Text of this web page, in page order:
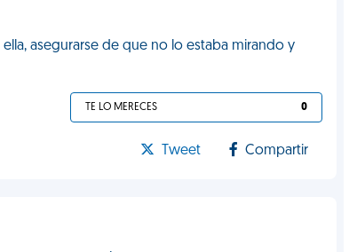
asegurarse de que no lo estaba mirando y
TE LO MERECES 0
Tweet Compartir